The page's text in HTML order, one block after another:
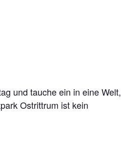
und tauche ein in eine Welt,
Ostrittrum ist kein